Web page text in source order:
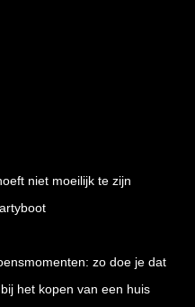
niet moeilijk te zijn
zo doe je dat
het kopen van een huis